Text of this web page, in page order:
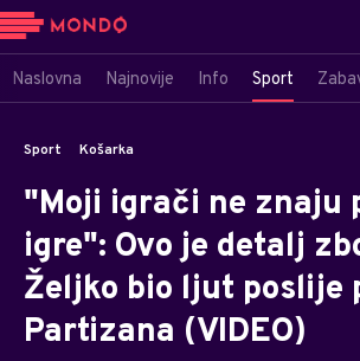
Naslovna Najnovije Info Sport
Sport Košarka
"Moji igrači ne znaju
igre": Ovo je detalj
Željko bio ljut poslije
Partizana (VIDEO)